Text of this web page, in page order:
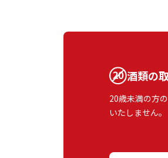
酒類の
20歳未満の方
いたしません。